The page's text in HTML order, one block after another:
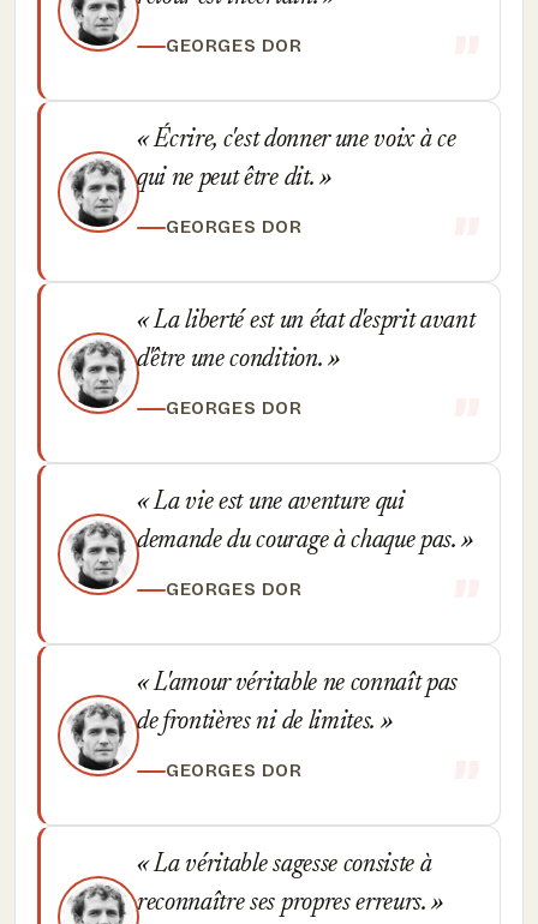
GEORGES DOR
Écrire, c'est donner une voix à ce
qui ne peut être dit.
GEORGES DOR
La liberté est un état d'esprit avant
d'être une condition.
GEORGES DOR
La vie est une aventure qui
demande du courage à chaque pas.
GEORGES DOR
L'amour véritable ne connaît pas
de frontières ni de limites.
GEORGES DOR
La véritable sagesse consiste à
reconnaître ses propres erreurs.